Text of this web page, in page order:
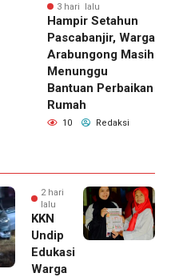
3 hari lalu
Hampir Setahun
Pascabanjir, Warga
Arabungong Masih
Menunggu
Bantuan Perbaikan
Rumah
10 Redaksi
2 hari
lalu
KKN
Undip
Edukasi
Warga